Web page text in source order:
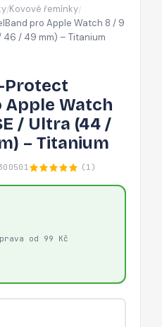
10
/
SE
/
Ultra
(44
–
Titanium
/Kovové řemínky/
pro Apple Watch 8 / 9
46 / 49 mm) – Titanium
Protect
Apple Watch
/ Ultra (44 /
– Titanium
(1)
od 99 Kč